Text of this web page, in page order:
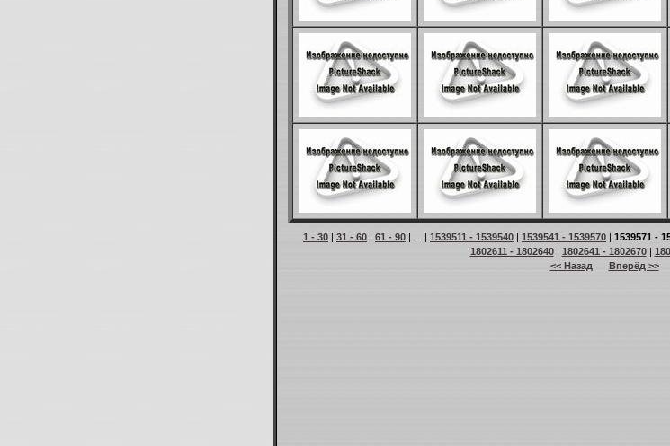
1 - 30 | 31 - 60 | 61 - 90 | ... | 1539511 - 1539540 | 1539541 - 1539570 | 1539571 -
1802611 - 1802640| 1802641 - 1802670|
<< Назад
Вперёд >>